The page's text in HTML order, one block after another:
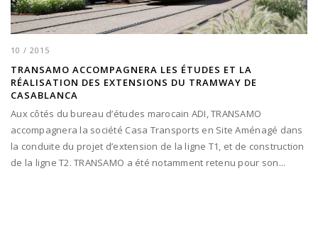
10 / 2015
TRANSAMO ACCOMPAGNERA LES ÉTUDES ET LA
RÉALISATION DES EXTENSIONS DU TRAMWAY DE
CASABLANCA
Aux côtés du bureau d’études marocain ADI, TRANSAMO
accompagnera la société Casa Transports en Site Aménagé dans
la conduite du projet d’extension de la ligne T1, et de construction
de la ligne T2. TRANSAMO a été notamment retenu pour son...